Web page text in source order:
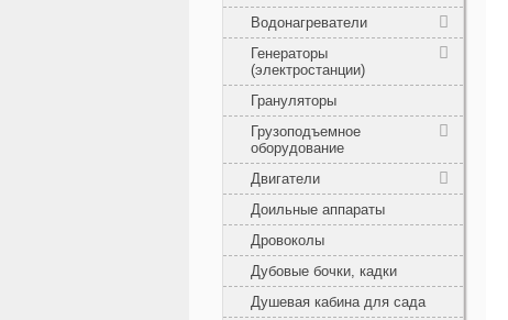
Водонагреватели
Генераторы
(электростанции)
Грануляторы
Грузоподъемное
оборудование
Двигатели
Доильные аппараты
Дровоколы
Дубовые бочки, кадки
Душевая кабина для сада